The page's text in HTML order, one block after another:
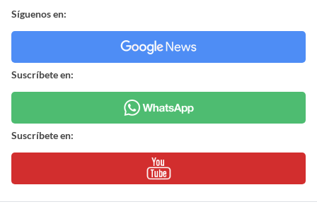
Síguenos en:
Suscríbete en:
Suscríbete en: